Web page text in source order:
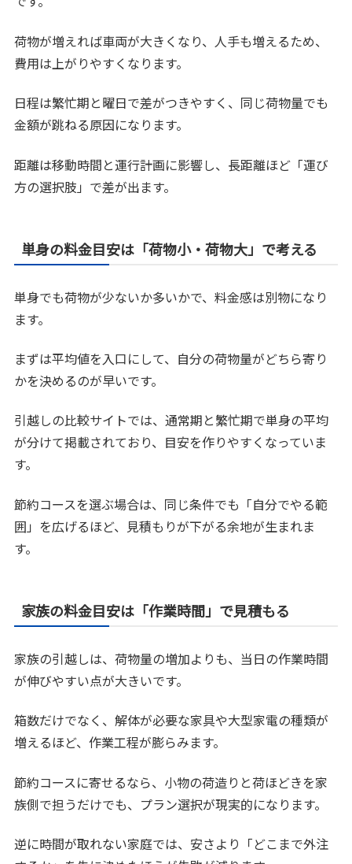
荷物が増えれば車両が大きくなり、人手も増えるため、
費用は上がりやすくなります。
日程は繁忙期と曜日で差がつきやすく、同じ荷物量でも
金額が跳ねる原因になります。
距離は移動時間と運行計画に影響し、長距離ほど「運び
方の選択肢」で差が出ます。
単身の料金目安は「荷物小・荷物大」で考える
単身でも荷物が少ないか多いかで、料金感は別物になり
ます。
まずは平均値を入口にして、自分の荷物量がどちら寄り
かを決めるのが早いです。
引越しの比較サイトでは、通常期と繁忙期で単身の平均
が分けて掲載されており、目安を作りやすくなっていま
す。
節約コースを選ぶ場合は、同じ条件でも「自分でやる範
囲」を広げるほど、見積もりが下がる余地が生まれま
す。
家族の料金目安は「作業時間」で見積もる
家族の引越しは、荷物量の増加よりも、当日の作業時間
が伸びやすい点が大きいです。
箱数だけでなく、解体が必要な家具や大型家電の種類が
増えるほど、作業工程が膨らみます。
節約コースに寄せるなら、小物の荷造りと荷ほどきを家
族側で担うだけでも、プラン選択が現実的になります。
逆に時間が取れない家庭では、安さより「どこまで外注